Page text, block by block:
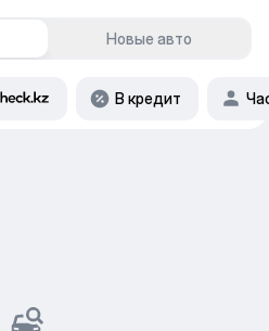
Новые авто
В кредит